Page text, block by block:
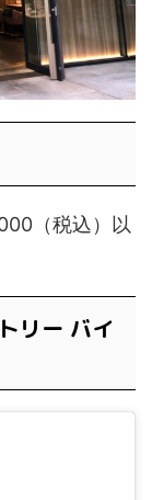
（税込）以
リー バイ